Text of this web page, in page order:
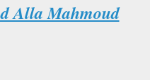
Alla Mahmoud